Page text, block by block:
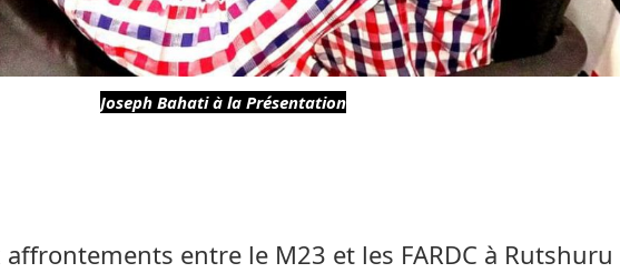
Joseph Bahati à la Présentation
affrontements entre le M23 et les FARDC à Rutshuru